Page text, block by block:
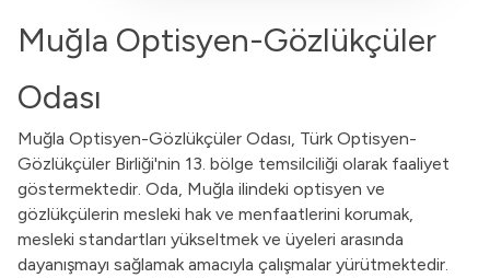
Muğla Optisyen-Gözlükçüler
Odası
Muğla Optisyen-Gözlükçüler Odası, Türk Optisyen-
Gözlükçüler Birliği'nin 13. bölge temsilciliği olarak faaliyet
göstermektedir. Oda, Muğla ilindeki optisyen ve
gözlükçülerin mesleki hak ve menfaatlerini korumak,
mesleki standartları yükseltmek ve üyeleri arasında
dayanışmayı sağlamak amacıyla çalışmalar yürütmektedir.